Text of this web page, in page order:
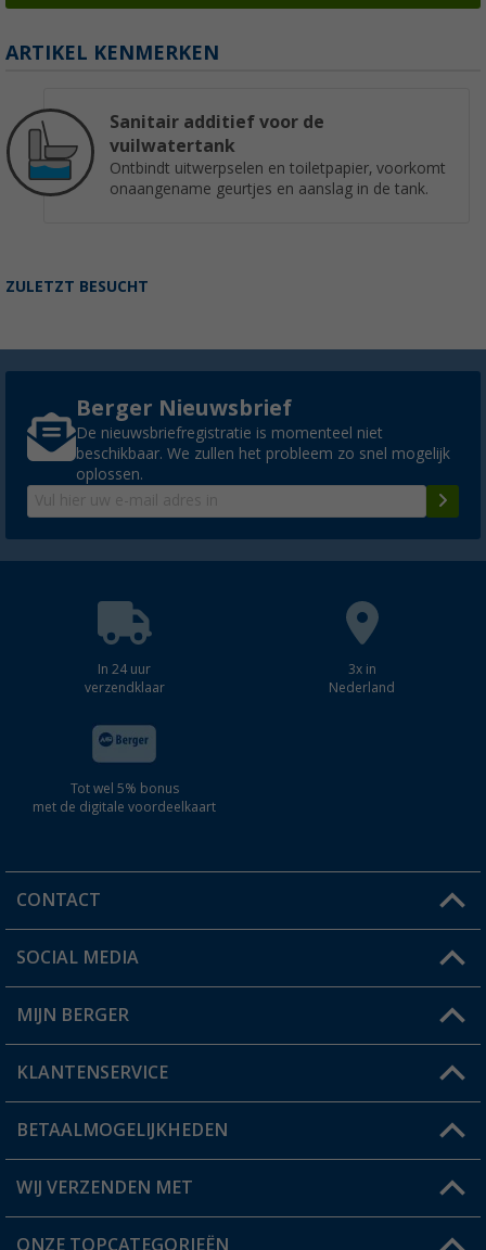
ARTIKEL KENMERKEN
Sanitair additief voor de
vuilwatertank
Ontbindt uitwerpselen en toiletpapier, voorkomt
onaangename geurtjes en aanslag in de tank.
ZULETZT BESUCHT
Berger Nieuwsbrief
De nieuwsbriefregistratie is momenteel niet
beschikbaar. We zullen het probleem zo snel mogelijk
oplossen.
In 24 uur
verzendklaar
3x in
Nederland
Tot wel 5% bonus
met de digitale voordeelkaart
CONTACT
Een vraag?
Winkel vinden
SOCIAL MEDIA
MIJN BERGER
Mijn account
Status bestelling
Verlanglijstje
KLANTENSERVICE
FAQ & Contact
Verzendinformatie
BETAALMOGELIJKHEDEN
WIJ VERZENDEN MET
ONZE TOPCATEGORIEËN